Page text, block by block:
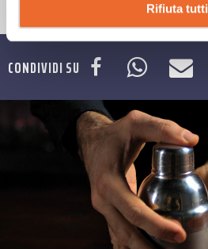
Rifiuta tutti
CONDIVIDI SU